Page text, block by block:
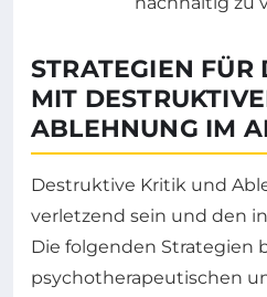
STRATEGIEN FÜR
MIT
ABLEHNUNG IM
Destruktive Kritik und
verletzend sein und den
Die folgenden Strategien
psychotherapeutischen